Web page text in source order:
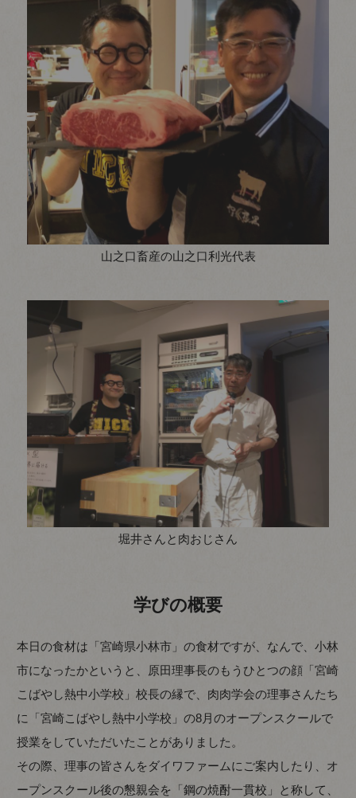
山之口畜産の山之口利光代表
堀井さんと肉おじさん
学びの概要
本日の食材は「宮崎県小林市」の食材ですが、なんで、小林
市になったかというと、原田理事長のもうひとつの顔「宮崎
こばやし熱中小学校」校長の縁で、肉肉学会の理事さんたち
に「宮崎こばやし熱中小学校」の8月のオープンスクールで
授業をしていただいたことがありました。
その際、理事の皆さんをダイワファームにご案内したり、オ
ープンスクール後の懇親会を「鋼の焼酎一貫校」と称して、